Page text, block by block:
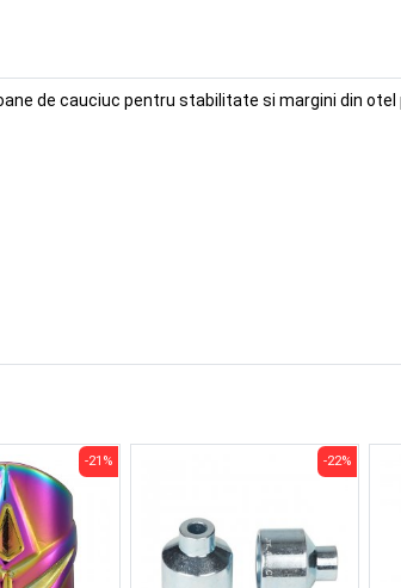
de cauciuc pentru stabilitate si margini din
-21% -22%